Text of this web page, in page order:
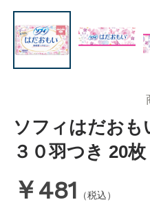
ソフィはだおも
３０羽つき 20
￥481 （税込）